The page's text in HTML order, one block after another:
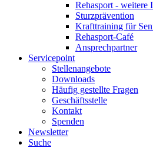
Rehasport - weitere
Sturzprävention
Krafttraining für
Rehasport-Café
Ansprechpartner
Servicepoint
Stellenangebote
Downloads
Häufig gestellte Fragen
Geschäftsstelle
Kontakt
Spenden
Newsletter
Suche